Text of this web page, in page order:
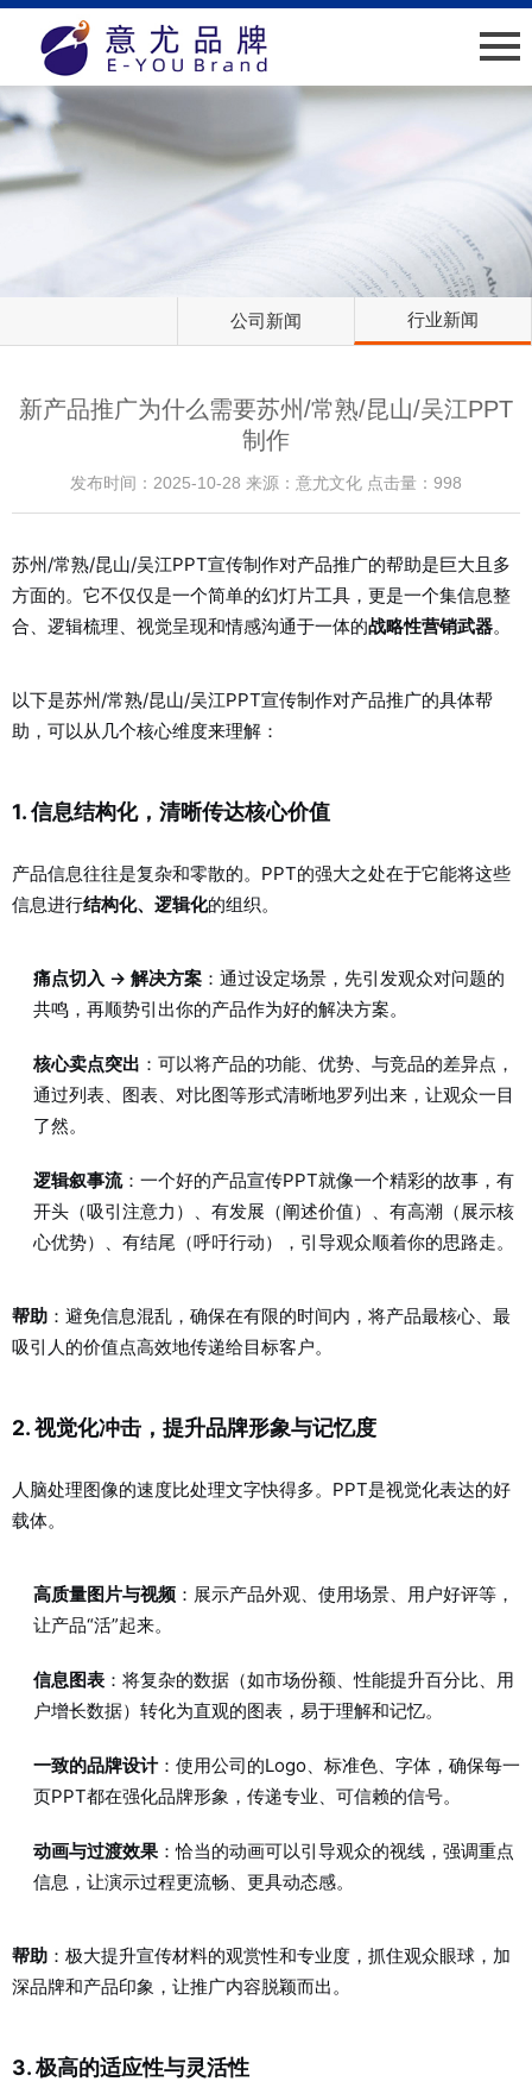
网站首页
关于我们
人才招聘
客户服务
行业新闻
公司新闻
新产品推广为什么需要苏州/常熟/昆山/吴江PPT
制作
发布时间：2025-10-28 来源：意尤文化 点击量：998
苏州/常熟/昆山/吴江PPT宣传制作对产品推广的帮助是巨大且多
方面的。它不仅仅是一个简单的幻灯片工具，更是一个集信息整
合、逻辑梳理、视觉呈现和情感沟通于一体的战略性营销武器。
以下是苏州/常熟/昆山/吴江PPT宣传制作对产品推广的具体帮
助，可以从几个核心维度来理解：
1. 信息结构化，清晰传达核心价值
产品信息往往是复杂和零散的。PPT的强大之处在于它能将这些
信息进行结构化、逻辑化的组织。
痛点切入 → 解决方案 ：通过设定场景，先引发观众对问题的
共鸣，再顺势引出你的产品作为好的解决方案。
核心卖点突出 ：可以将产品的功能、优势、与竞品的差异点，
通过列表、图表、对比图等形式清晰地罗列出来，让观众一目
了然。
逻辑叙事流：一个好的产品宣传PPT就像一个精彩的故事，有
开头（吸引注意力）、有发展（阐述价值）、有高潮（展示核
心优势）、有结尾（呼吁行动），引导观众顺着你的思路走。
帮助 ：避免信息混乱，确保在有限的时间内，将产品最核心、最
吸引人的价值点高效地传递给目标客户。
2. 视觉化冲击，提升品牌形象与记忆度
人脑处理图像的速度比处理文字快得多。PPT是视觉化表达的好
载体。
高质量图片与视频 ：展示产品外观、使用场景、用户好评等，
让产品“活”起来。
信息图表 ：将复杂的数据（如市场份额、性能提升百分比、用
户增长数据）转化为直观的图表，易于理解和记忆。
一致的品牌设计：使用公司的Logo、标准色、字体，确保每一
页PPT都在强化品牌形象，传递专业、可信赖的信号。
动画与过渡效果 ：恰当的动画可以引导观众的视线，强调重点
信息，让演示过程更流畅、更具动态感。
帮助 ：极大提升宣传材料的观赏性和专业度，抓住观众眼球，加
深品牌和产品印象，让推广内容脱颖而出。
3. 极高的适应性与灵活性